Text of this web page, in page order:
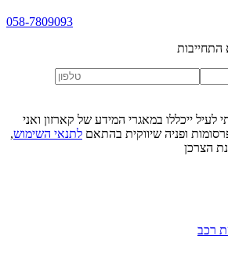
058-7809093
התחייבות
ייכללו במאגרי המידע של קארזון ואני
ופניה שיווקית בהתאם לתנאי השימוש,
הצרכן
רכב